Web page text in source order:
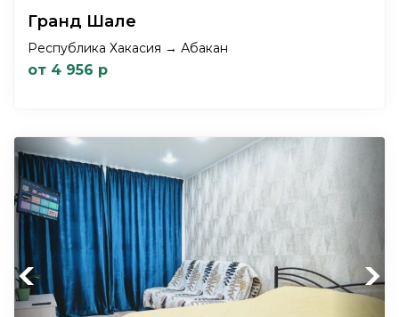
Гранд Шале
Республика Хакасия → Абакан
от 4 956 р
Previous Next